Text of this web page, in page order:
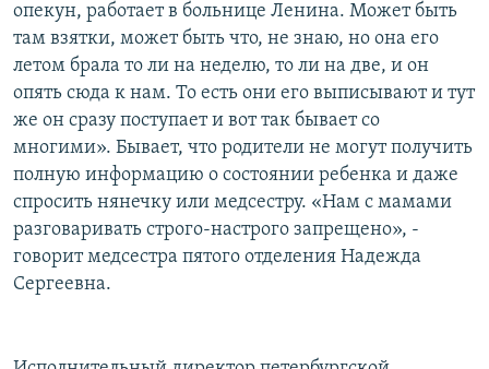
опекун, работает в больнице Ленина. Может быть
там взятки, может быть что, не знаю, но она его
летом брала то ли на неделю, то ли на две, и он
опять сюда к нам. То есть они его выписывают и тут
же он сразу поступает и вот так бывает со
многими». Бывает, что родители не могут получить
полную информацию о состоянии ребенка и даже
спросить нянечку или медсестру. «Нам с мамами
разговаривать строго-настрого запрещено», -
говорит медсестра пятого отделения Надежда
Сергеевна.